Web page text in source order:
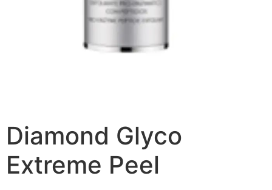
Diamond Glyco
Extreme Peel